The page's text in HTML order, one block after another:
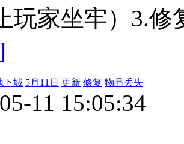
玩家坐牢）3.
下城 5月11日 更新 修复 物品丢失
11 15:05:34